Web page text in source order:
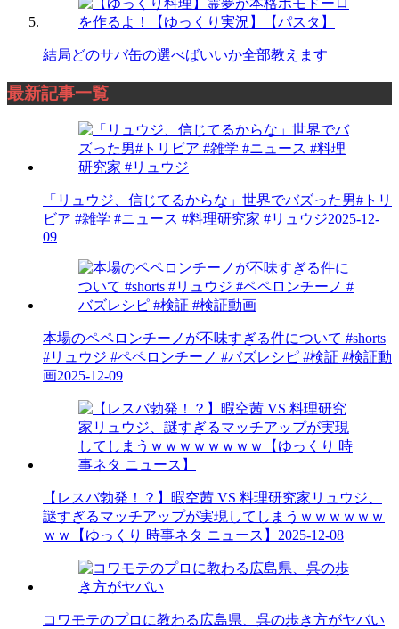
結局どのサバ缶の選べばいいか全部教えます
最新記事一覧
「リュウジ、信じてるからな」世界でバズった男#トリ
ビア #雑学 #ニュース #料理研究家 #リュウジ2025-12-
09
本場のペペロンチーノが不味すぎる件について #shorts
#リュウジ #ペペロンチーノ #バズレシピ #検証 #検証動
画2025-12-09
【レスバ勃発！？】暇空茜 VS 料理研究家リュウジ、
謎すぎるマッチアップが実現してしまうｗｗｗｗｗｗ
ｗｗ【ゆっくり 時事ネタ ニュース】 2025-12-08
コワモテのプロに教わる広島県、呉の歩き方がヤバい